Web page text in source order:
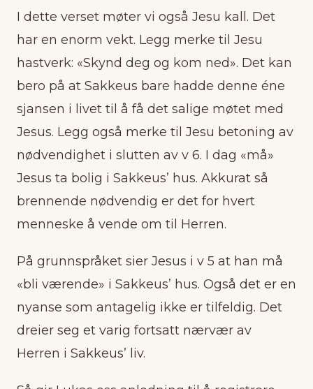
I dette verset møter vi også Jesu kall. Det
har en enorm vekt. Legg merke til Jesu
hastverk: «Skynd deg og kom ned». Det kan
bero på at Sakkeus bare hadde denne éne
sjansen i livet til å få det salige møtet med
Jesus. Legg også merke til Jesu betoning av
nødvendighet i slutten av v 6. I dag «må»
Jesus ta bolig i Sakkeus’ hus. Akkurat så
brennende nødvendig er det for hvert
menneske å vende om til Herren.
På grunnspråket sier Jesus i v 5 at han må
«bli værende» i Sakkeus’ hus. Også det er en
nyanse som antagelig ikke er tilfeldig. Det
dreier seg et varig fortsatt nærvær av
Herren i Sakkeus’ liv.